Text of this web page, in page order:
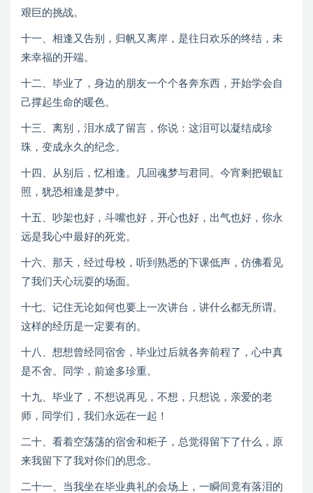
艰巨的挑战。
十一、相逢又告别，归帆又离岸，是往日欢乐的终结，未
来幸福的开端。
十二、毕业了，身边的朋友一个个各奔东西，开始学会自
己撑起生命的暖色。
十三、离别，泪水成了留言，你说：这泪可以凝结成珍
珠，变成永久的纪念。
十四、从别后，忆相逢。几回魂梦与君同。今宵剩把银缸
照，犹恐相逢是梦中。
十五、吵架也好，斗嘴也好，开心也好，出气也好，你永
远是我心中最好的死党。
十六、那天，经过母校，听到熟悉的下课低声，仿佛看见
了我们天心玩耍的场面。
十七、记住无论如何也要上一次讲台，讲什么都无所谓。
这样的经历是一定要有的。
十八、想想曾经同宿舍，毕业过后就各奔前程了，心中真
是不舍。同学，前途多珍重。
十九、毕业了，不想说再见，不想，只想说，亲爱的老
师，同学们，我们永远在一起！
二十、看着空荡荡的宿舍和柜子，总觉得留下了什么，原
来我留下了我对你们的思念。
二十一、当我坐在毕业典礼的会场上，一瞬间竟有落泪的